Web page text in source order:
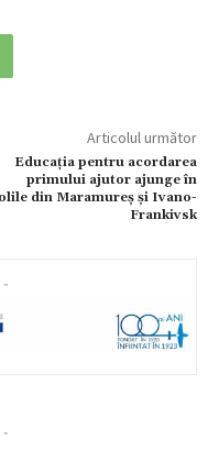
Articolul următor
Educația pentru acordarea
primului ajutor ajunge în
din Maramureș și Ivano-
Frankivsk
-
-